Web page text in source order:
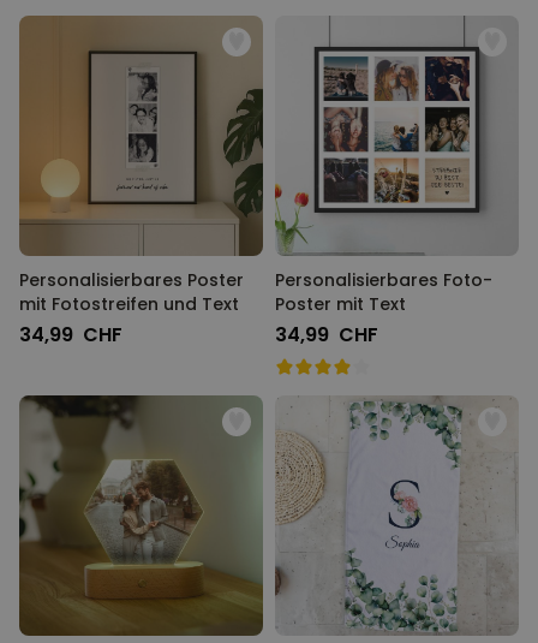
Personalisierbares Poster
mit Fotostreifen und Text
34,99 CHF
Personalisierbares Foto-
Poster mit Text
34,99 CHF